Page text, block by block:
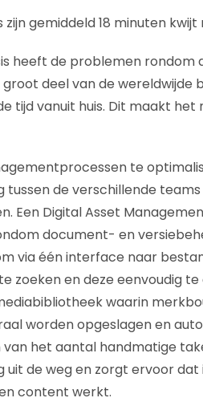
zijn gemiddeld 18 minuten
heeft de problemen
deel van de
tijd vanuit huis. Dit maakt
te
tussen de verschillende
Een Digital Asset
document- en
via één interface naar
zoeken en deze eenvoudig
waarin
worden opgeslagen en
het aantal handmatige
uit de weg en zorgt ervoor
content werkt.